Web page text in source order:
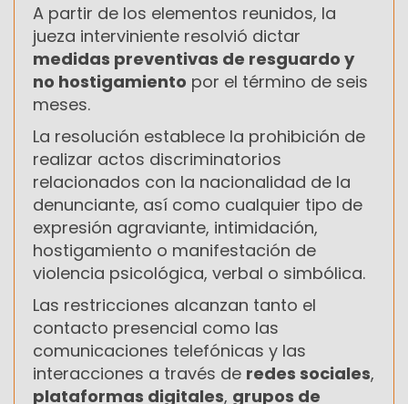
A partir de los elementos reunidos, la
jueza interviniente resolvió dictar
medidas preventivas de resguardo y
no hostigamiento por el término de seis
meses.
La resolución establece la prohibición de
realizar actos discriminatorios
relacionados con la nacionalidad de la
denunciante, así como cualquier tipo de
expresión agraviante, intimidación,
hostigamiento o manifestación de
violencia psicológica, verbal o simbólica.
Las restricciones alcanzan tanto el
contacto presencial como las
comunicaciones telefónicas y las
interacciones a través de redes sociales,
plataformas digitales, grupos de